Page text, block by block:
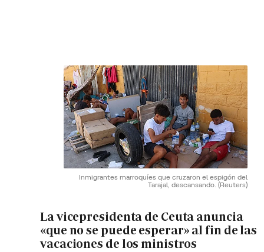
Inmigrantes marroquíes que cruzaron el espigón del
Tarajal, descansando. (Reuters)
La vicepresidenta de Ceuta anuncia
«que no se puede esperar» al fin de las
vacaciones de los ministros